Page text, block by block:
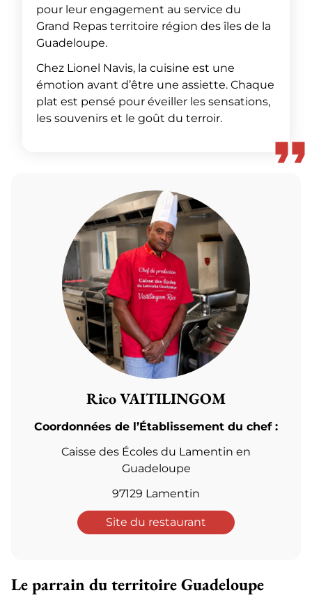
pour leur engagement au service du
Grand Repas territoire région des îles de la
Guadeloupe.
Chez Lionel Navis, la cuisine est une
émotion avant d’être une assiette. Chaque
plat est pensé pour éveiller les sensations,
les souvenirs et le goût du terroir.
Rico VAITILINGOM
Coordonnées de l’Établissement du chef :
Caisse des Écoles du Lamentin en
Guadeloupe
97129 Lamentin
Site du restaurant
Le parrain du territoire Guadeloupe